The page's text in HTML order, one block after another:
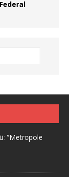
“Metropole